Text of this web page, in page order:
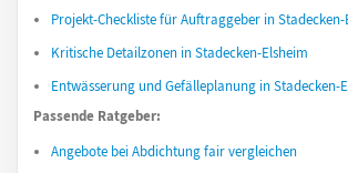
Projekt-Checkliste für Auftraggeber in Stadecken-
Kritische Detailzonen in Stadecken-Elsheim
Entwässerung und Gefälleplanung in Stadecken-
Passende Ratgeber:
Angebote bei Abdichtung fair vergleichen